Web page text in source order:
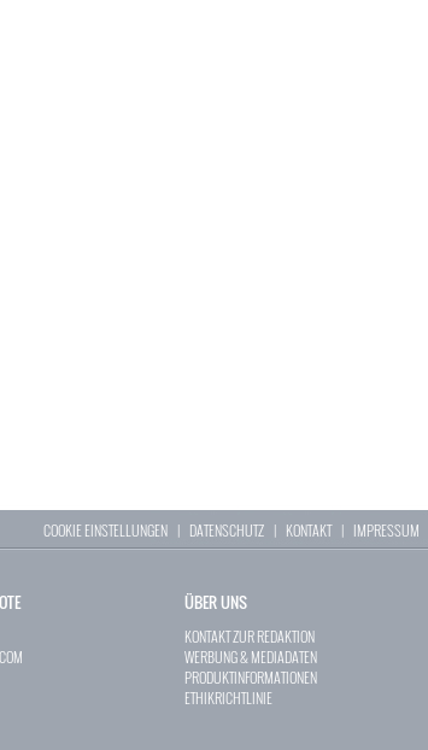
COOKIE EINSTELLUNGEN | DATENSCHUTZ | KONTAKT| IMPRESSUM
ÜBER UNS
KONTAKT ZUR REDAKTION
WERBUNG & MEDIADATEN
PRODUKTINFORMATIONEN
ETHIKRICHTLINIE